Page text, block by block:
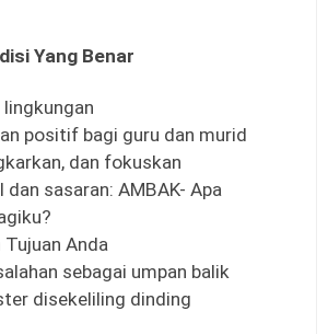
Yang Benar
positif bagi guru dan murid
dan fokuskan
dan sasaran: AMBAK- Apa
Anda
sebagai umpan balik
disekeliling dinding